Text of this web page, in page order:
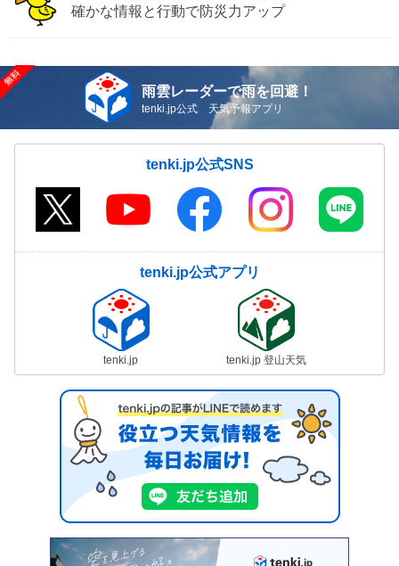
確かな情報と行動で防災力アップ
雨雲レーダーで雨を回避！
tenki.jp公式 天気予報アプリ
tenki.jp公式SNS
tenki.jp公式アプリ
tenki.jp tenki.jp 登山天気